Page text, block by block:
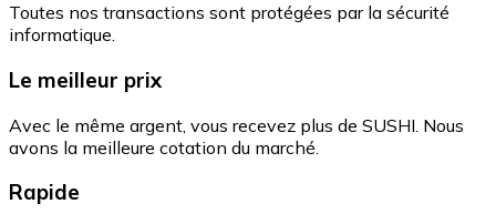
Toutes nos transactions sont protégées par la sécurité
informatique.
Le meilleur prix
Avec le même argent, vous recevez plus de SUSHI. Nous
avons la meilleure cotation du marché.
Rapide